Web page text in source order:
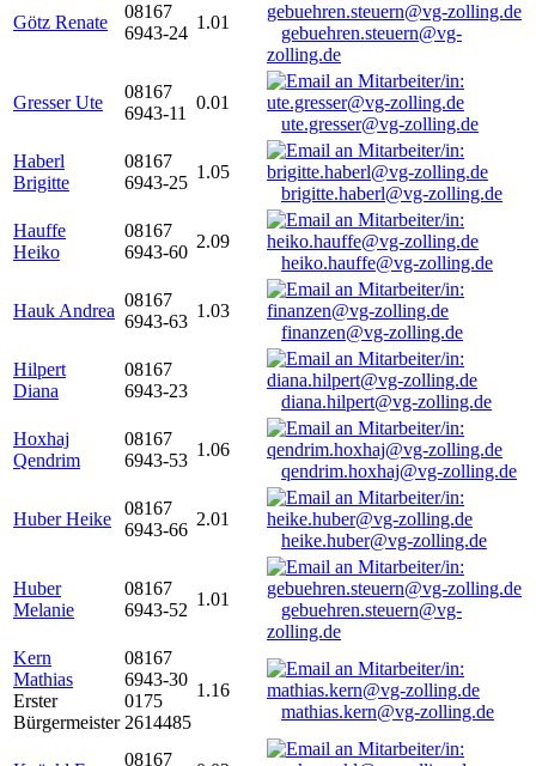
Götz Renate
08167
6943-24
1.01
gebuehren.steuern@vg-
zolling.de
Gresser Ute
08167
6943-11
0.01
ute.gresser@vg-zolling.de
Haberl
Brigitte
08167
6943-25
1.05
brigitte.haberl@vg-zolling.de
Hauffe
Heiko
08167
6943-60
2.09
heiko.hauffe@vg-zolling.de
Hauk Andrea
08167
6943-63
1.03
finanzen@vg-zolling.de
Hilpert
Diana
08167
6943-23
diana.hilpert@vg-zolling.de
Hoxhaj
Qendrim
08167
6943-53
1.06
qendrim.hoxhaj@vg-zolling.de
Huber Heike
08167
6943-66
2.01
heike.huber@vg-zolling.de
Huber
Melanie
08167
6943-52
1.01
gebuehren.steuern@vg-
zolling.de
Kern
Mathias
Erster
Bürgermeister
08167
6943-30
0175
2614485
1.16
mathias.kern@vg-zolling.de
08167